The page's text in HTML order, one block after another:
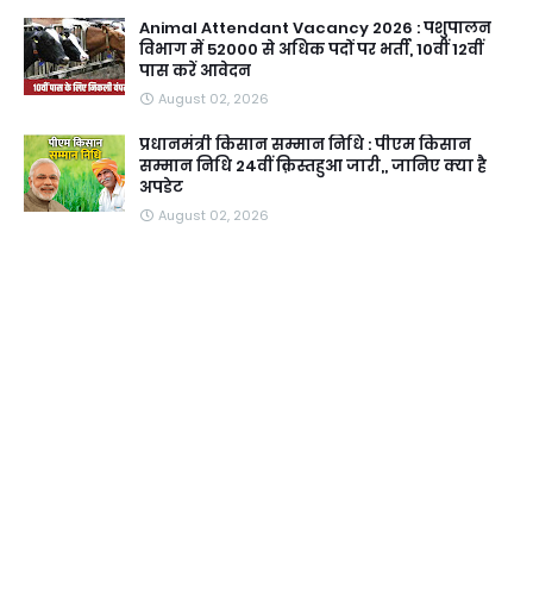
Animal Attendant Vacancy 2026 : पशुपालन
विभाग में 52000 से अधिक पदों पर भर्ती, 10वीं 12वीं
पास करें आवेदन
August 02, 2026
प्रधानमंत्री किसान सम्मान निधि : पीएम किसान
सम्मान निधि 24वीं क़िस्तहुआ जारी,, जानिए क्या है
अपडेट
August 02, 2026